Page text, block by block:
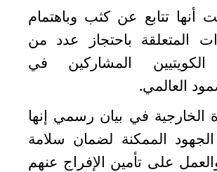
أنها تتابع عن كثب وباهتمام
المتعلقة باحتجاز عدد من
الكويتيين المشاركين في
العالمي.
الخارجية في بيان رسمي إنها
الممكنة لضمان سلامة
على تأمين الإفراج عنهم